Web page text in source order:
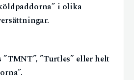
i olika
”Turtles” eller helt